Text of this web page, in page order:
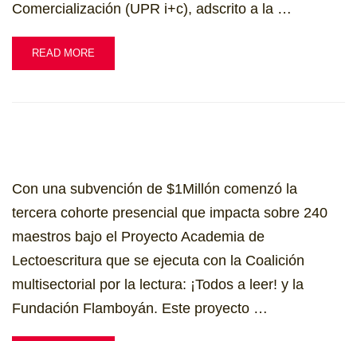
Comercialización (UPR i+c), adscrito a la …
READ MORE
Con una subvención de $1Millón comenzó la
tercera cohorte presencial que impacta sobre 240
maestros bajo el Proyecto Academia de
Lectoescritura que se ejecuta con la Coalición
multisectorial por la lectura: ¡Todos a leer! y la
Fundación Flamboyán. Este proyecto …